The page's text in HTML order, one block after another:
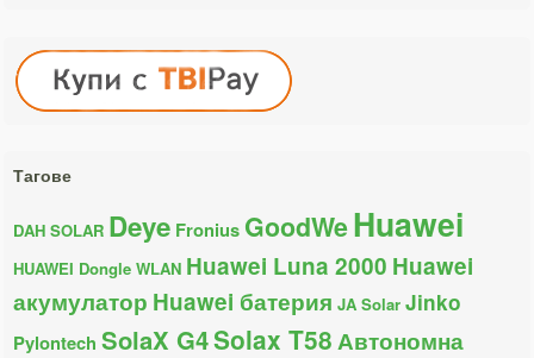
Тагове
DAH SOLAR Deye Fronius GoodWeHuawei
HUAWEI Dongle WLAN Huawei Luna 2000 Huawei
акумулатор Huawei батерия JA Solar Jinko
Pylontech SolaX G4Solax T58 Автономна